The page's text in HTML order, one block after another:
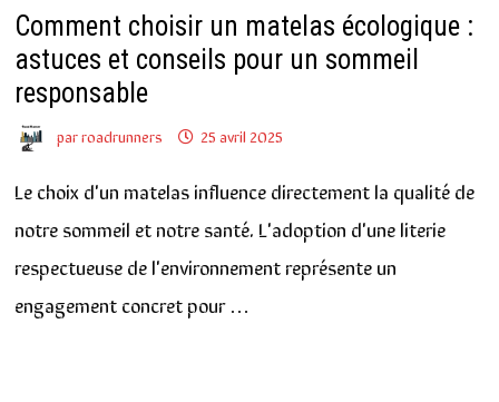
Comment choisir un matelas écologique :
astuces et conseils pour un sommeil
responsable
parroadrunners 25 avril 2025
Le choix d'un matelas influence directement la qualité de
notre sommeil et notre santé. L'adoption d'une literie
respectueuse de l'environnement représente un
engagement concret pour …